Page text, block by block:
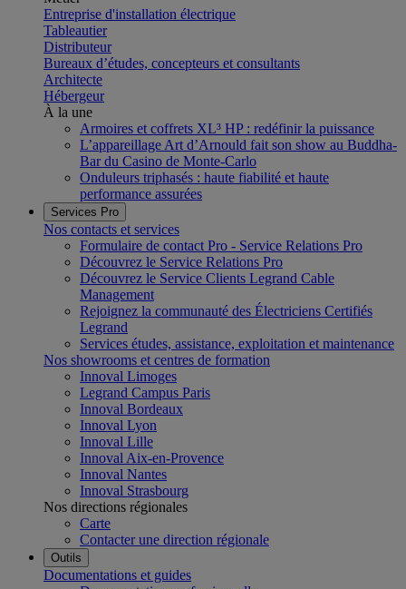
Entreprise d'installation électrique
Tableautier
Distributeur
Bureaux d’études, concepteurs et consultants
Architecte
Hébergeur
À la une
Armoires et coffrets XL³ HP : redéfinir la puissance
L’appareillage Art d’Arnould fait son show au Buddha-
Bar du Casino de Monte-Carlo
Onduleurs triphasés : haute fiabilité et haute
performance assurées
Services Pro
Nos contacts et services
Formulaire de contact Pro - Service Relations Pro
Découvrez le Service Relations Pro
Découvrez le Service Clients Legrand Cable
Management
Rejoignez la communauté des Électriciens Certifiés
Legrand
Services études, assistance, exploitation et maintenance
Nos showrooms et centres de formation
Innoval Limoges
Legrand Campus Paris
Innoval Bordeaux
Innoval Lyon
Innoval Lille
Innoval Aix-en-Provence
Innoval Nantes
Innoval Strasbourg
Nos directions régionales
Carte
Contacter une direction régionale
Outils
Documentations et guides